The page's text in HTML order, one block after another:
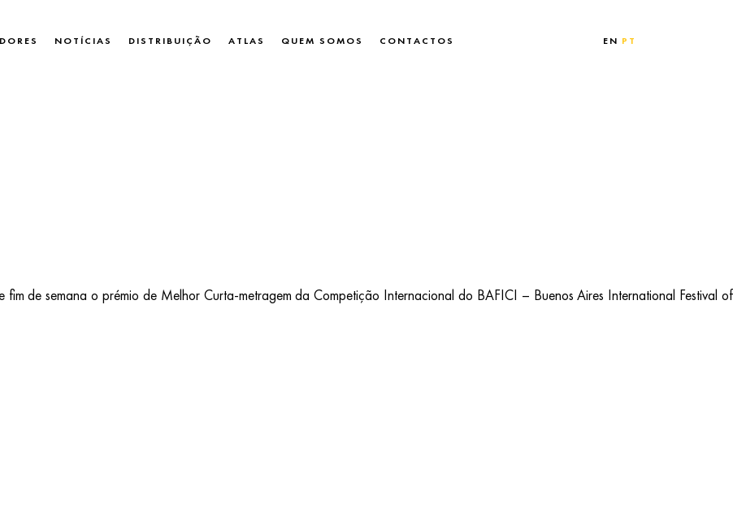
NOTÍCIAS DISTRIBUIÇÃO ATLAS QUEM SOMOS CONTACTOS EN PT
fim de semana o prémio de Melhor Curta-metragem da Competição Internacional do BAFICI – Buenos Aires International Festival of